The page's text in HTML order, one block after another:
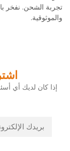
تجربة الشحن. نفخر
والموثوقية.
إذا كان لديك أي